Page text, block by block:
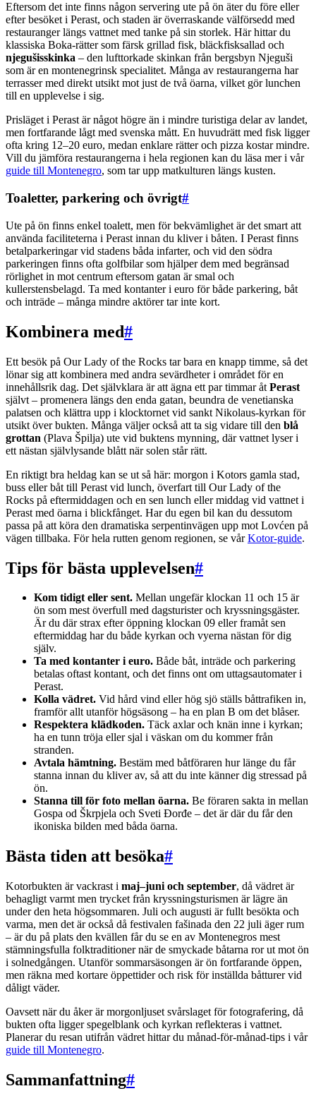
Eftersom det inte finns någon servering ute på ön äter du före eller
efter besöket i Perast, och staden är överraskande välförsedd med
restauranger längs vattnet med tanke på sin storlek. Här hittar du
klassiska Boka-rätter som färsk grillad fisk, bläckfisksallad och
njegušisskinka – den lufttorkade skinkan från bergsbyn Njeguši
som är en montenegrinsk specialitet. Många av restaurangerna har
terrasser med direkt utsikt mot just de två öarna, vilket gör lunchen
till en upplevelse i sig.
Prisläget i Perast är något högre än i mindre turistiga delar av landet,
men fortfarande lågt med svenska mått. En huvudrätt med fisk ligger
ofta kring 12–20 euro, medan enklare rätter och pizza kostar mindre.
Vill du jämföra restaurangerna i hela regionen kan du läsa mer i vår
guide till Montenegro, som tar upp matkulturen längs kusten.
Toaletter, parkering och övrigt#
Ute på ön finns enkel toalett, men för bekvämlighet är det smart att
använda faciliteterna i Perast innan du kliver i båten. I Perast finns
betalparkeringar vid stadens båda infarter, och vid den södra
parkeringen finns ofta golfbilar som hjälper dem med begränsad
rörlighet in mot centrum eftersom gatan är smal och
kullerstensbelagd. Ta med kontanter i euro för både parkering, båt
och inträde – många mindre aktörer tar inte kort.
Kombinera med#
Ett besök på Our Lady of the Rocks tar bara en knapp timme, så det
lönar sig att kombinera med andra sevärdheter i området för en
innehållsrik dag. Det självklara är att ägna ett par timmar åt Perast
självt – promenera längs den enda gatan, beundra de venetianska
palatsen och klättra upp i klocktornet vid sankt Nikolaus-kyrkan för
utsikt över bukten. Många väljer också att ta sig vidare till den blå
grottan (Plava Špilja) ute vid buktens mynning, där vattnet lyser i
ett nästan självlysande blått när solen står rätt.
En riktigt bra heldag kan se ut så här: morgon i Kotors gamla stad,
buss eller båt till Perast vid lunch, överfart till Our Lady of the
Rocks på eftermiddagen och en sen lunch eller middag vid vattnet i
Perast med öarna i blickfånget. Har du egen bil kan du dessutom
passa på att köra den dramatiska serpentinvägen upp mot Lovćen på
vägen tillbaka. För hela rutten genom regionen, se vårKotor-guide.
Tips för bästa upplevelsen#
Kom tidigt eller sent. Mellan ungefär klockan 11 och 15 är
ön som mest överfull med dagsturister och kryssningsgäster.
Är du där strax efter öppning klockan 09 eller framåt sen
eftermiddag har du både kyrkan och vyerna nästan för dig
själv.
Ta med kontanter i euro. Både båt, inträde och parkering
betalas oftast kontant, och det finns ont om uttagsautomater i
Perast.
Kolla vädret. Vid hård vind eller hög sjö ställs båttrafiken in,
framför allt utanför högsäsong – ha en plan B om det blåser.
Respektera klädkoden. Täck axlar och knän inne i kyrkan;
ha en tunn tröja eller sjal i väskan om du kommer från
stranden.
Avtala hämtning. Bestäm med båtföraren hur länge du får
stanna innan du kliver av, så att du inte känner dig stressad på
ön.
Stanna till för foto mellan öarna. Be föraren sakta in mellan
Gospa od Škrpjela och Sveti Đorđe – det är där du får den
ikoniska bilden med båda öarna.
Bästa tiden att besöka#
Kotorbukten är vackrast i maj–juni och september, då vädret är
behagligt varmt men trycket från kryssningsturismen är lägre än
under den heta högsommaren. Juli och augusti är fullt besökta och
varma, men det är också då festivalen fašinada den 22 juli äger rum
– är du på plats den kvällen får du se en av Montenegros mest
stämningsfulla folktraditioner när de smyckade båtarna ror ut mot ön
i solnedgången. Utanför sommarsäsongen är ön fortfarande öppen,
men räkna med kortare öppettider och risk för inställda båtturer vid
dåligt väder.
Oavsett när du åker är morgonljuset svårslaget för fotografering, då
bukten ofta ligger spegelblank och kyrkan reflekteras i vattnet.
Planerar du resan utifrån vädret hittar du månad-för-månad-tips i vår
guide till Montenegro.
Sammanfattning#